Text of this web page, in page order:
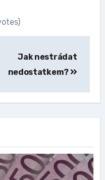
Jak nestrádat
nedostatkem?